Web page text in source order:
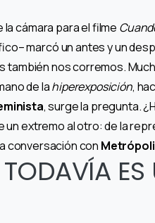
cámara para el filme
marcó un antes y un
nos corremos.
de lahiperexposición,
, surge la pregunta.
un extremo al otro: de la
conversación con
ES